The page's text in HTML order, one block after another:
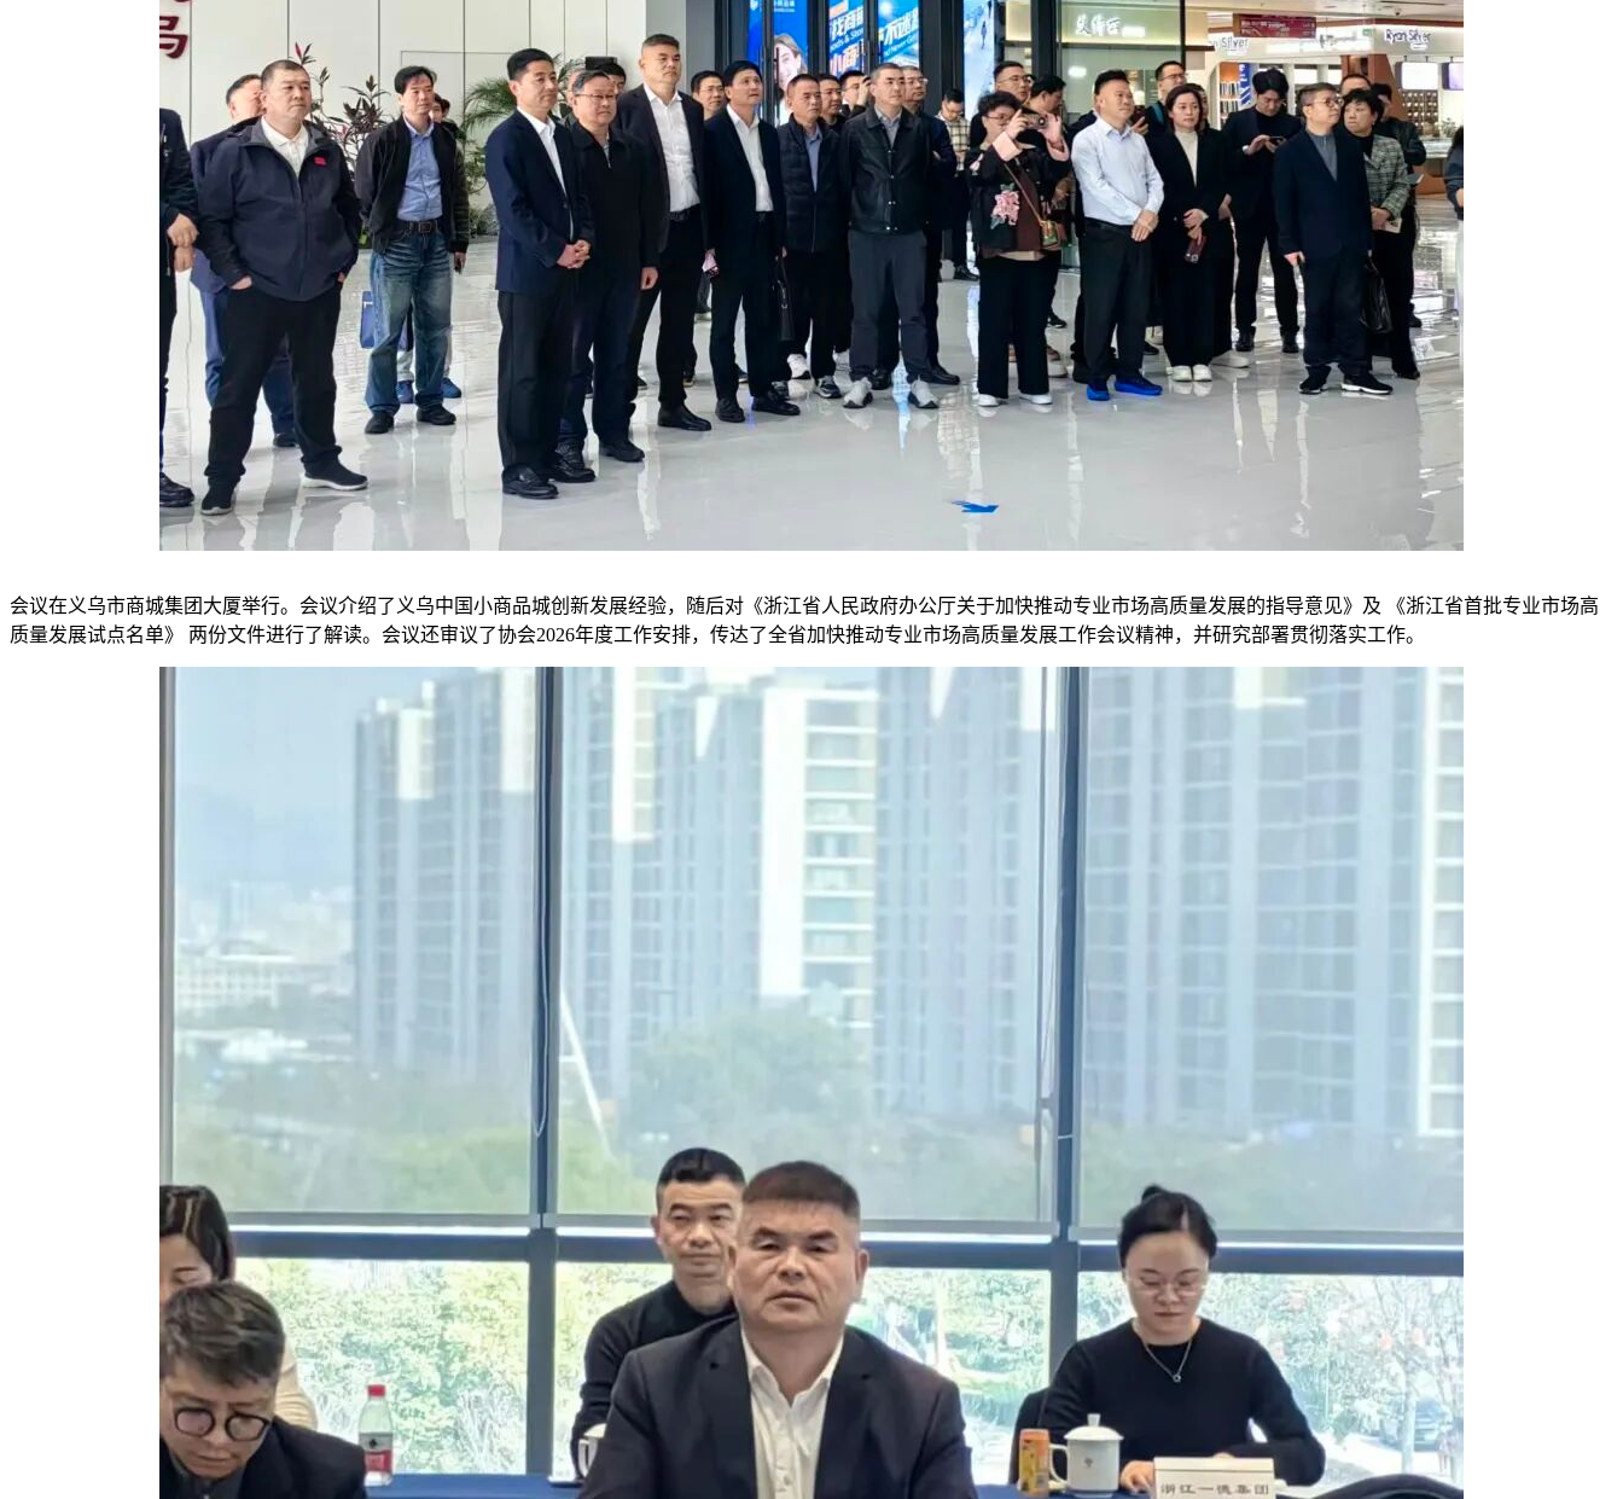
会议在义乌市商城集团大厦举行。会议介绍了义乌中国小商品城创新发展经验，随后对 《浙江省人民政府办公厅关于加快推动专业市场高质量发展的指导意见》 及
《浙江省首批专业市场高
质量发展试点名单》
两份文件进行了解读。会议还审议了协会2026年度工作安排，传达了全省加快推动专业市场高质量发展工作会议精神，并研究部署贯彻落实工作。